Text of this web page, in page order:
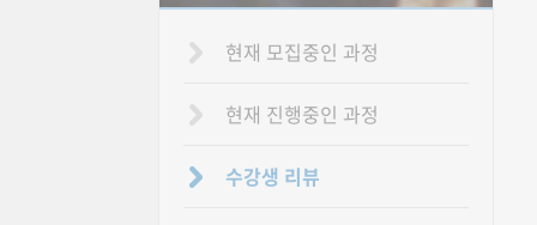
현재 모집중인 과정
현재 진행중인 과정
수강생 리뷰